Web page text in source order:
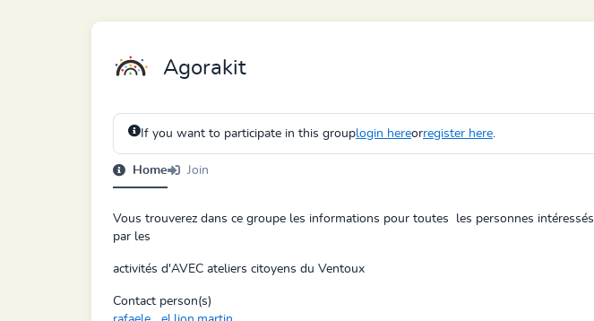
Agorakit
If you want to participate in this grouplogin hereorregister here.
Home Join
Vous trouverez dans ce groupe les informations pour toutes les personnes intéressés
par les
activités d'AVEC ateliers citoyens du Ventoux
Contact person(s)